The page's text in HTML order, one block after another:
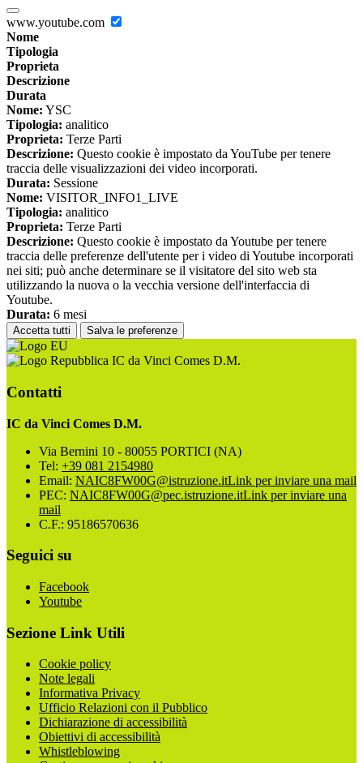
www.youtube.com
Nome
Tipologia
Proprieta
Descrizione
Durata
Nome: YSC
Tipologia: analitico
Proprieta: Terze Parti
Descrizione: Questo cookie è impostato da YouTube per tenere
traccia delle visualizzazioni dei video incorporati.
Durata: Sessione
Nome: VISITOR_INFO1_LIVE
Tipologia: analitico
Proprieta: Terze Parti
Descrizione: Questo cookie è impostato da Youtube per tenere
traccia delle preferenze dell'utente per i video di Youtube incorporati
nei siti; può anche determinare se il visitatore del sito web sta
utilizzando la nuova o la vecchia versione dell'interfaccia di
Youtube.
Durata: 6 mesi
Accetta tutti Salva le preferenze
IC da Vinci Comes D.M.
Contatti
IC da Vinci Comes D.M.
Via Bernini 10 - 80055 PORTICI (NA)
Tel: +39 081 2154980
Email: NAIC8FW00G@istruzione.itLink per inviare una mail
PEC: NAIC8FW00G@pec.istruzione.itLink per inviare una
mail
C.F.: 95186570636
Seguici su
Facebook
Youtube
Sezione Link Utili
Cookie policy
Note legali
Informativa Privacy
Ufficio Relazioni con il Pubblico
Dichiarazione di accessibilità
Obiettivi di accessibilità
Whistleblowing